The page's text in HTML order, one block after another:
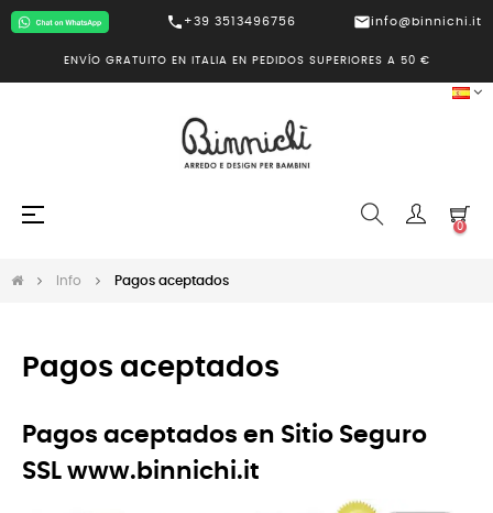
call +39 3513496756 mailinfo@binnichi.it
ENVÍO GRATUITO EN ITALIA EN PEDIDOS SUPERIORES A 50 €
Navegación
☰
0
Info Pagos aceptados
Pagos aceptados
Pagos aceptados en Sitio Seguro
SSL www.binnichi.it